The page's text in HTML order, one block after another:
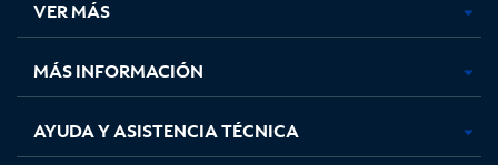
pestaña
nueva
pestaña
nueva
pestaña
nuevanueva
VER MÁS
MÁS INFORMACIÓN
AYUDA Y ASISTENCIA TÉCNICA